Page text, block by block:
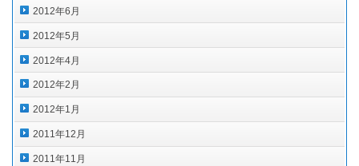
2012年6月
2012年5月
2012年4月
2012年2月
2012年1月
2011年12月
2011年11月